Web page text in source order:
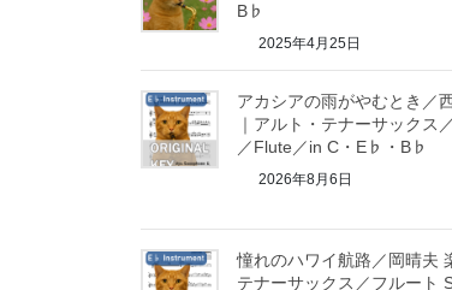
B♭
2025年4月25日
アカシアの雨がやむとき／
｜アルト・テナーサックス
／Flute／in C・E♭・B♭
2026年8月6日
憧れのハワイ航路／岡晴夫
テナーサックス／フルート